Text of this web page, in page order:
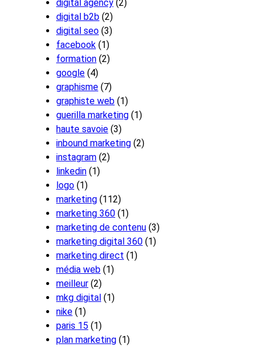
digital agency (2)
digital b2b (2)
digital seo (3)
facebook (1)
formation (2)
google (4)
graphisme (7)
graphiste web (1)
guerilla marketing (1)
haute savoie (3)
inbound marketing (2)
instagram (2)
linkedin (1)
logo (1)
marketing (112)
marketing 360 (1)
marketing de contenu (3)
marketing digital 360 (1)
marketing direct (1)
média web (1)
meilleur (2)
mkg digital (1)
nike (1)
paris 15 (1)
plan marketing (1)